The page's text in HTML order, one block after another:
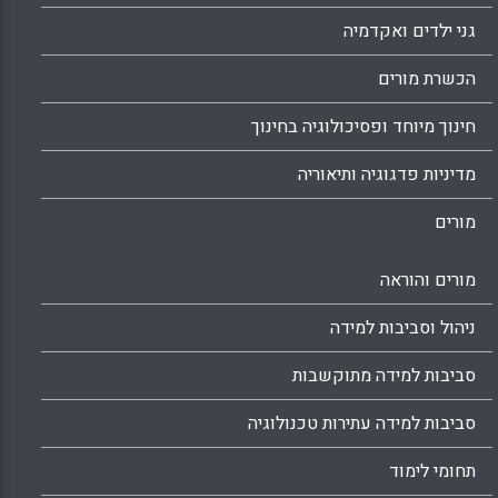
גני ילדים ואקדמיה
הכשרת מורים
חינוך מיוחד ופסיכולוגיה בחינוך
מדיניות פדגוגיה ותיאוריה
מורים
מורים והוראה
ניהול וסביבות למידה
סביבות למידה מתוקשבות
סביבות למידה עתירות טכנולוגיה
תחומי לימוד